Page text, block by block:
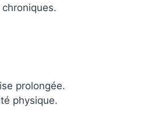
prolongée.
physique.